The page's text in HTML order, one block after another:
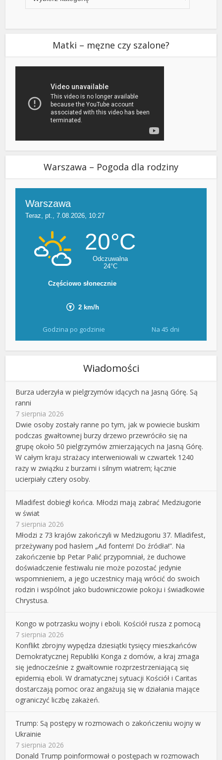
Matki – męzne czy szalone?
Warszawa – Pogoda dla rodziny
Godzina po godzinie Na 45 dni
Wiadomości
Burza uderzyła w pielgrzymów idących na Jasną Górę. Są
ranni
7 sierpnia 2026
Dwie osoby zostały ranne po tym, jak w powiecie buskim
podczas gwałtownej burzy drzewo przewróciło się na
grupę około 50 pielgrzymów zmierzających na Jasną Górę.
W całym kraju strażacy interweniowali w czwartek 1240
razy w związku z burzami i silnym wiatrem; łącznie
ucierpiały cztery osoby.
Mladifest dobiegł końca. Młodzi mają zabrać Medziugorie
w świat
7 sierpnia 2026
Młodzi z 73 krajów zakończyli w Medziugoriu 37. Mladifest,
przeżywany pod hasłem „Ad fontem! Do źródła!”. Na
zakończenie bp Petar Palić przypomniał, że duchowe
doświadczenie festiwalu nie może pozostać jedynie
wspomnieniem, a jego uczestnicy mają wrócić do swoich
rodzin i wspólnot jako budowniczowie pokoju i świadkowie
Chrystusa.
Kongo w potrzasku wojny i eboli. Kościół rusza z pomocą
7 sierpnia 2026
Konflikt zbrojny wypędza dziesiątki tysięcy mieszkańców
Demokratycznej Republiki Konga z domów, a kraj zmaga
się jednocześnie z gwałtownie rozprzestrzeniającą się
epidemią eboli. W dramatycznej sytuacji Kościół i Caritas
dostarczają pomoc oraz angażują się w działania mające
ograniczyć liczbę zakażeń.
Trump: Są postępy w rozmowach o zakończeniu wojny w
Ukrainie
7 sierpnia 2026
Donald Trump poinformował o postępach w rozmowach